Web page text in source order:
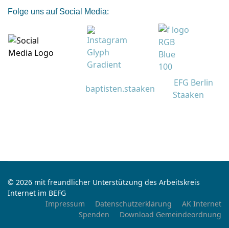
Folge uns auf Social Media:
baptisten.staaken
EFG Berlin
Staaken
© 2026 mit freundlicher Unterstützung des Arbeitskreis
Internet im BEFG
Impressum
Datenschutzerklärung
AK Internet
Spenden
Download Gemeindeordnung